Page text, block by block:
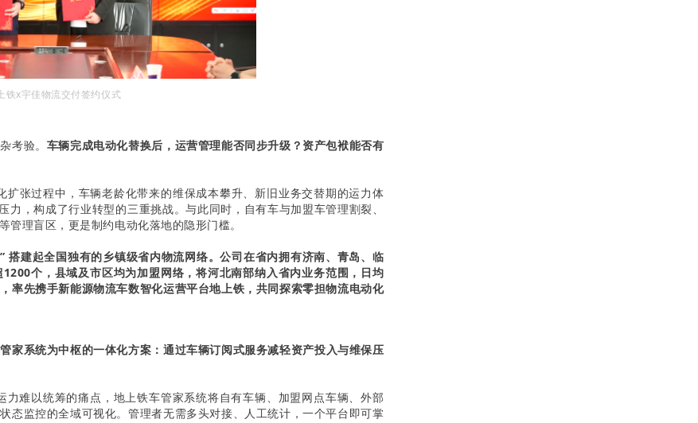
铁x宇佳物流交付签约仪式
考验。 车辆完成电动化替换后，运营管理能否同步升级？资产包袱能否有
张过程中，车辆老龄化带来的维保成本攀升、新旧业务交替期的运力体
，构成了行业转型的三重挑战。与此同时，自有车与加盟车管理割裂、
理盲区，更是制约电动化落地的隐形门槛。
搭建起全国独有的乡镇级省内物流网络。公司在省内拥有济南、青岛、临
个，县域及市区均为加盟网络，将河北南部纳入省内业务范围，日均
率先携手新能源物流车数智化运营平台地上铁 ，共同探索零担物流电动化
家系统为中枢的一体化方案：通过车辆订阅式服务减轻资产投入与维保压
力难以统筹的痛点，地上铁车管家系统将自有车辆、加盟网点车辆、外部
态监控的全域可视化。管理者无需多头对接、人工统计，一个平台即可掌